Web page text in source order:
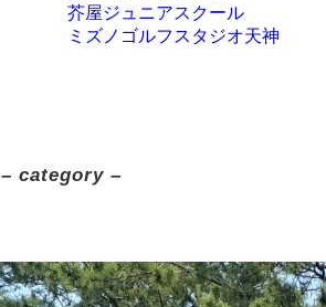
芥屋ジュニアスクール
ミズノゴルフスタジオ天神
– category –